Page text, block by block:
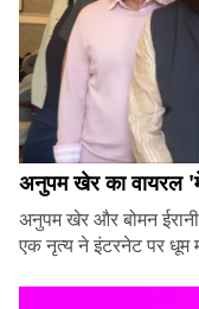
अनुपम खेर का वायरल
अनुपम खेर और बोमन
एक नृत्य ने इंटरनेट पर धूम